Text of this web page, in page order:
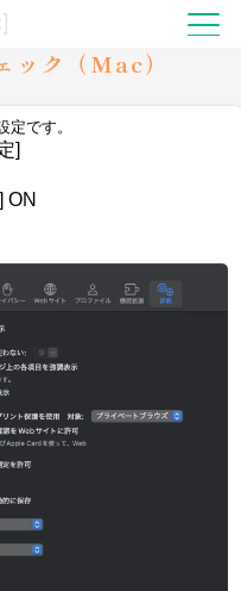
ク（Mac）
です。
]
ON